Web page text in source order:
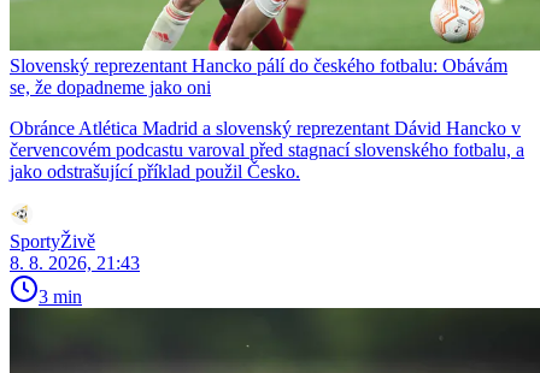
Slovenský reprezentant Hancko pálí do českého fotbalu: Obávám
se, že dopadneme jako oni
Obránce Atlética Madrid a slovenský reprezentant Dávid Hancko v
červencovém podcastu varoval před stagnací slovenského fotbalu, a
jako odstrašující příklad použil Česko.
SportyŽivě
8. 8. 2026, 21:43
3 min